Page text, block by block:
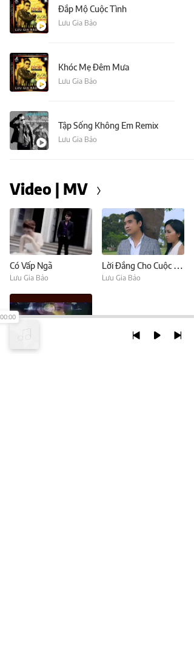
Đắp Mộ Cuộc Tình
Lưu Gia Bảo
Khóc Mẹ Đêm Mưa
Lưu Gia Bảo
Tập Sống Không Em Remix
Lưu Gia Bảo
Video | MV
Có Vấp Ngã
Lưu Gia Bảo
Lời Đắng Cho Cuộc Tình
Lưu Gia Bảo
Anh Đã Hiểu Tình Em
00:00